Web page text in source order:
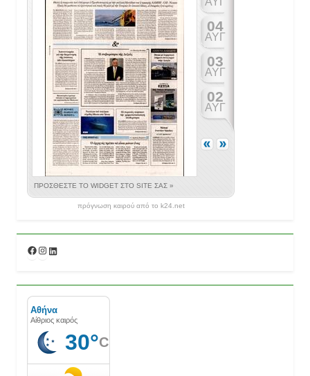
πρόγνωση καιρού από το k24.net
Facebook
Instagram
Linkedin